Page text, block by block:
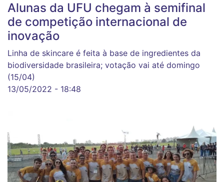
Alunas da UFU chegam à semifinal
de competição internacional de
inovação
Linha de skincare é feita à base de ingredientes da
biodiversidade brasileira; votação vai até domingo
(15/04)
13/05/2022 - 18:48